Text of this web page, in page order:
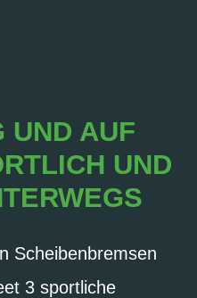
UND AUF
UND
Scheibenbremsen
3 sportliche